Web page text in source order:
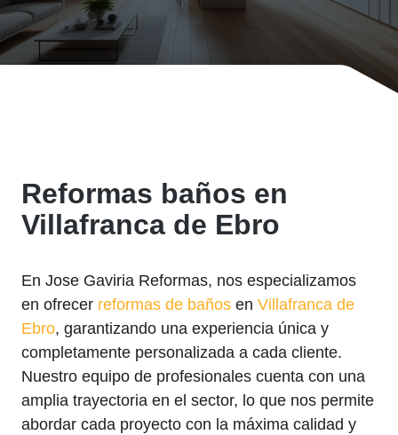
Reformas baños en
Villafranca de Ebro
En Jose Gaviria Reformas, nos especializamos
en ofrecer reformas de baños en Villafranca de
Ebro, garantizando una experiencia única y
completamente personalizada a cada cliente.
Nuestro equipo de profesionales cuenta con una
amplia trayectoria en el sector, lo que nos permite
abordar cada proyecto con la máxima calidad y